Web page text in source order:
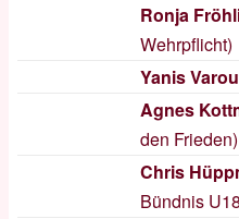
Ronja
Wehrpflicht)
Yanis
Agnes
den
Chris
Bündnis